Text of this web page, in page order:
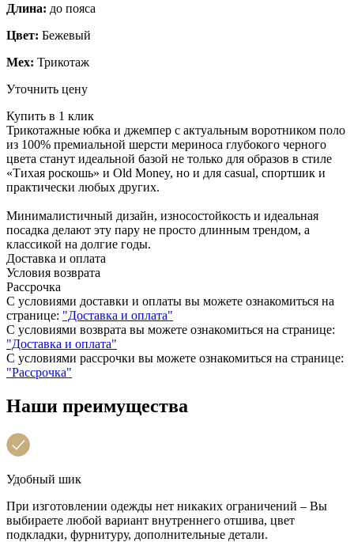
Длина: до пояса
Цвет: Бежевый
Мех: Трикотаж
Уточнить цену
Купить в 1 клик
Трикотажные юбка и джемпер с актуальным воротником поло
из 100% премиальной шерсти мериноса глубокого черного
цвета станут идеальной базой не только для образов в стиле
«Тихая роскошь» и Old Money, но и для casual, спортшик и
практически любых других.
Минималистичный дизайн, износостойкость и идеальная
посадка делают эту пару не просто длинным трендом, а
классикой на долгие годы.
Доставка и оплата
Условия возврата
Рассрочка
С условиями доставки и оплаты вы можете ознакомиться на
странице: "Доставка и оплата"
С условиями возврата вы можете ознакомиться на странице:
"Доставка и оплата"
С условиями рассрочки вы можете ознакомиться на странице:
"Рассрочка"
Наши преимущества
Удобный шик
При изготовлении одежды нет никаких ограничений – Вы
выбираете любой вариант внутреннего отшива, цвет
подкладки, фурнитуру, дополнительные детали.